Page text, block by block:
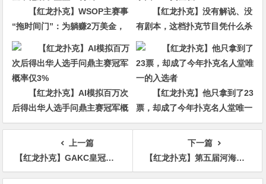
【红龙扑克】WSOP主赛事
“拖时间门”：为躺赚2万美金，
他磨了整整17分钟
【红龙扑克】没有解说、没
有剧本，这档扑克节目凭什么杀
回CBS黄金档？
【红龙扑克】AI模拟百万次
后得出华人选手问鼎主赛冠军概
率仅3%
【红龙扑克】他只拿到了23
票，却成了今年扑克名人堂唯一
的入选者
上一篇
【红龙扑克】GAKC皇冠杯廊坊站第二日战报｜主赛A组184人激战，女神赛154位巾帼惊艳登场
下一篇
【红龙扑克】第五届河海杯2026年6月18-6月23日启幕，赴东营六月之约，解锁赶海观海极致体验